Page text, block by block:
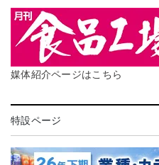
媒体紹介ページはこちら
特設ページ